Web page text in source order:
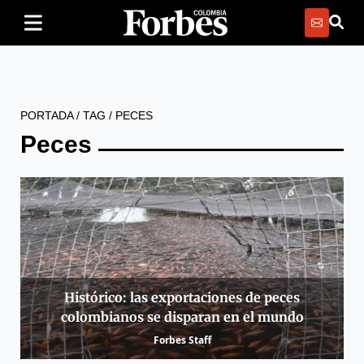
PORTADA/ TAG / PECES
Peces
Histórico: las exportaciones de peces
colombianos se disparan en el mundo
Forbes Staff